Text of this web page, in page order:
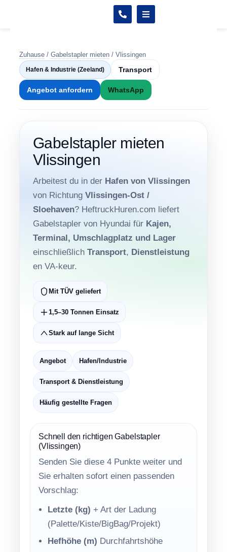
Zuhause / Gabelstapler mieten / Vlissingen
Hafen & Industrie (Zeeland) Transport
Angebot anfordern WhatsApp
Gabelstapler mieten
Vlissingen
Arbeitest du in der Hafen von Vlissingen
von Richtung Vlissingen-Ost /
Sloehaven? HeftruckHuren.com liefert
Gabelstapler von Hyundai für Kajen,
Terminal, Umschlagplatz und Lager
einschließlich Transport, Dienstleistung
en VA-keur.
Mit TÜV geliefert
1,5–30 Tonnen Einsatz
Stark auf lange Sicht
Angebot Hafen/Industrie
Transport & Dienstleistung
Häufig gestellte Fragen
Schnell den richtigen Gabelstapler
(Vlissingen)
Senden Sie diese 4 Punkte weiter und
Sie erhalten sofort einen passenden
Vorschlag:
Letzte (kg) + Art der Ladung
(Palette/Kiste/BigBag/Projekt)
Hefhöhe (m) Durchfahrtshöhe